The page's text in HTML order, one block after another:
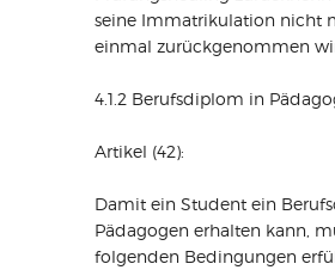
seine Immatrikulation nicht
einmal zurückgenommen
4.1.2 Berufsdiplom in
Artikel (42):
Damit ein Student ein
Pädagogen erhalten kann,
folgenden Bedingungen